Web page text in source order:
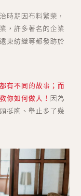
時期因布料繁榮，
，許多著名的企業
東紡織等都發跡於
有不同的故事；而
你如何做人！ 因為
挺胸、舉止多了幾